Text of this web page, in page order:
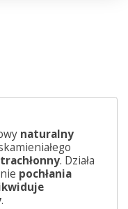
naturalny
. Działa
pochłania
.